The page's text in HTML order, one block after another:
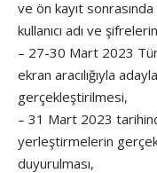
ve ön kayıt
kullanıcı adı ve
– 27-30 Mart 2023
ekran aracılığıyla
gerçekleştirilmesi,
– 31 Mart 2023
yerleştirmelerin
duyurulması,